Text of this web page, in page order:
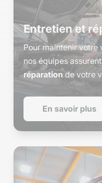
Entretien et
Pour maintenir votre
nos équipes assurent
réparationde votre
En savoir plus